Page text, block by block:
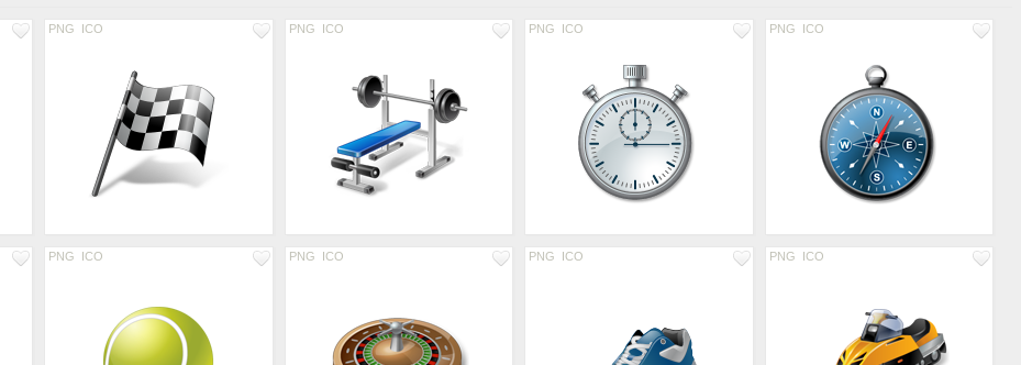
PNG ICO PNG ICO PNG ICO PNG ICO
PNG ICO PNG ICO PNG ICO PNG ICO